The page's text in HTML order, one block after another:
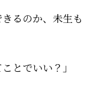
るのか、未生も
とでいい？」